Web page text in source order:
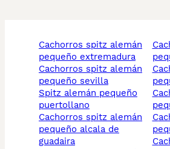
cachorros spitz alemán
pequeño extremadura
cachorros spitz alemán
pequeño sevilla
spitz alemán pequeño
puertollano
cachorros spitz alemán
pequeño alcala de
guadaira
cachorros spitz alemán
cachorros spitz alemán
cachorros spitz alemán
cachorros spitz alemán
cachorros spitz alemán